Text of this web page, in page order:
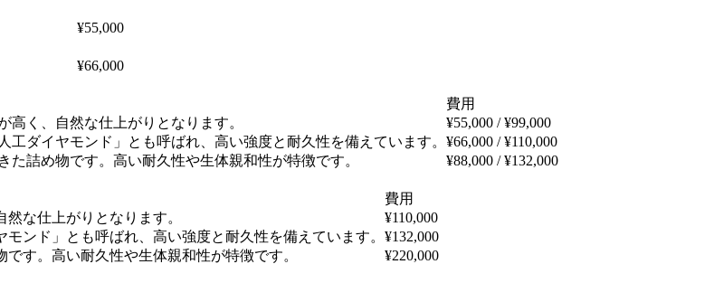
¥55,000
¥66,000
費用
高く、自然な仕上がりとなります。
¥55,000 / ¥99,000
ダイヤモンド」とも呼ばれ、高い強度と耐久性を備えています。 ¥66,000 / ¥110,000
詰め物です。高い耐久性や生体親和性が特徴です。
¥88,000 / ¥132,000
費用
な仕上がりとなります。
¥110,000
ンド」とも呼ばれ、高い強度と耐久性を備えています。 ¥132,000
す。高い耐久性や生体親和性が特徴です。
¥220,000